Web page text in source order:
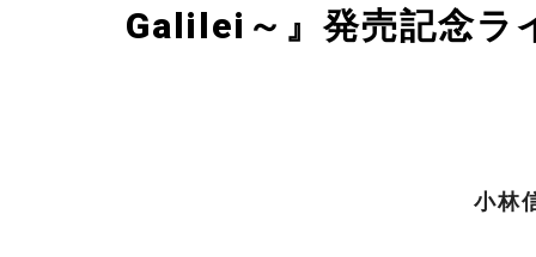
Galilei～』発売記念ラ
小林